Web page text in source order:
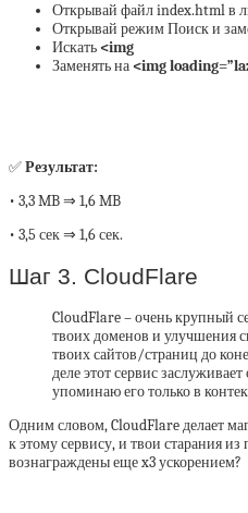
Открывай файл index.html в
Открывай режим Поиск и
Искать <img
Заменять на <img
✅Результат:
• 3,3 MB ⇒ 1,6 MB
• 3,5 сек ⇒ 1,6 сек.
Шаг 3. CloudFlare
CloudFlare – очень крупный
твоих доменов и улучшения
твоих сайтов/страниц до
деле этот сервис
упоминаю его только в
Одним словом, CloudFlare делает
к этому сервису, и твои старания
вознаграждены еще x3 ускорением?